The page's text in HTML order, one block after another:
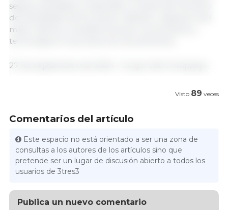
segura, saludable y sostenible, a través del fomento
de actividades de formación, difusión, captación del
mejor talento y transferencia de conocimiento y
tecnología en la producción de alimentos.
27 de septiembre de 2024 - Grupo Vall Companys
Visto 89 veces
Comentarios del artículo
Este espacio no está orientado a ser una zona de
consultas a los autores de los artículos sino que
pretende ser un lugar de discusión abierto a todos los
usuarios de 3tres3
Publica un nuevo comentario